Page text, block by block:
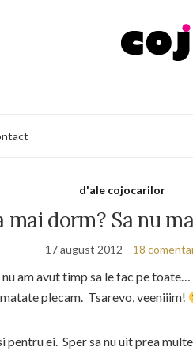
d'ale cojocarilor
mai dorm? Sa nu
17 august 2012 18
am avut timp sa le fac pe
plecam. Tsarevo, veeniiim!
ei. Sper sa nu uit prea